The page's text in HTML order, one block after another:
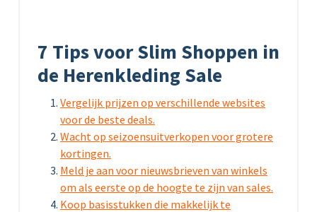
7 Tips voor Slim Shoppen in
de Herenkleding Sale
Vergelijk prijzen op verschillende websites
voor de beste deals.
Wacht op seizoensuitverkopen voor grotere
kortingen.
Meld je aan voor nieuwsbrieven van winkels
om als eerste op de hoogte te zijn van sales.
Koop basisstukken die makkelijk te